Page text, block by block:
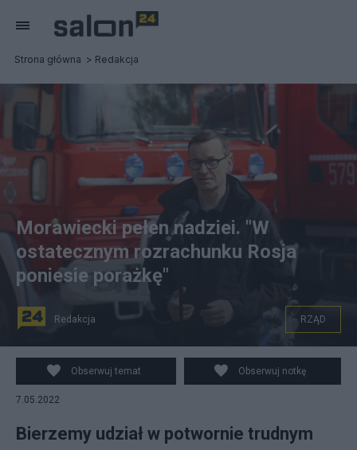
Strona główna Redakcja
Kroczewo, 06.05.2022. Premier Mateusz Morawiecki
podczas konferencji prasowej w siedzibie Ochotniczej
Straży Pożarnej w Kroczewie, 6 bm. Premier
zapowiedział pierwszą w historii ustawę o OSP. (mr)
Morawiecki pełen nadziei. "W
ostatecznym rozrachunku Rosja
poniesie porażkę"
Redakcja RZĄD
Obserwuj temat Obserwuj notkę
7.05.2022
Bierzemy udział w potwornie trudnym